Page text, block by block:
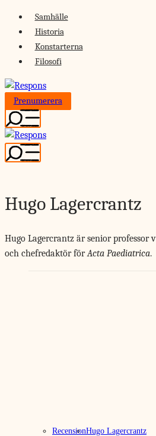
Skip
content
Samhälle
Historia
Konstarterna
Filosofi
Prenumerera
Hugo Lagercrantz
Hugo Lagercrantz är senior professor
och chefredaktör förActa Paediatrica.
RecensionHugo Lagercrantz